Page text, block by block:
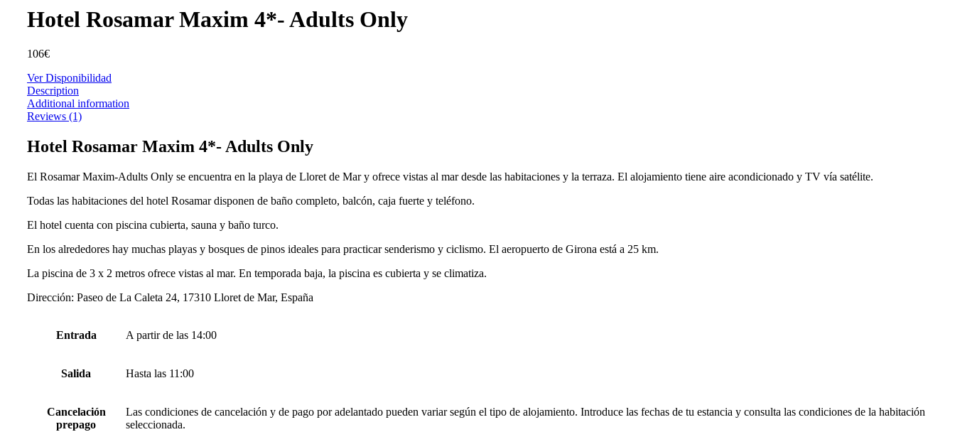
Hotel Rosamar Maxim 4*- Adults Only
106€
Ver Disponibilidad
Description
Additional information
Reviews (1)
Hotel Rosamar Maxim 4*- Adults Only
El Rosamar Maxim-Adults Only se encuentra en la playa de Lloret de Mar y ofrece vistas al mar desde las habitaciones y la terraza. El alojamiento tiene aire acondicionado y TV vía satélite.
Todas las habitaciones del hotel Rosamar disponen de baño completo, balcón, caja fuerte y teléfono.
El hotel cuenta con piscina cubierta, sauna y baño turco.
En los alrededores hay muchas playas y bosques de pinos ideales para practicar senderismo y ciclismo. El aeropuerto de Girona está a 25 km.
La piscina de 3 x 2 metros ofrece vistas al mar. En temporada baja, la piscina es cubierta y se climatiza.
Dirección: Paseo de La Caleta 24, 17310 Lloret de Mar, España
Entrada A partir de las 14:00
Salida Hasta las 11:00
Cancelación
prepago
Las condiciones de cancelación y de pago por adelantado pueden variar según el tipo de alojamiento. Introduce las fechas de tu estancia y consulta las condiciones de la habitación
seleccionada.